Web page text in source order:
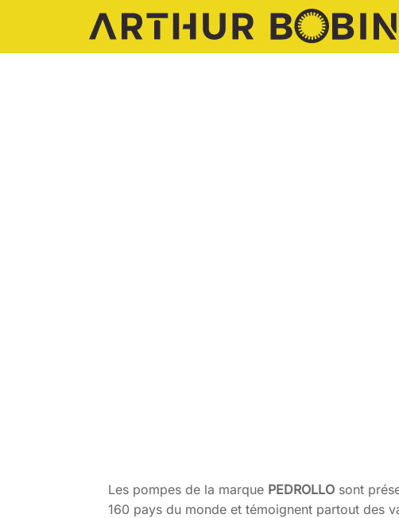
Les pompes de la marque PEDROLLO sont
160 pays du monde et témoignent partout des